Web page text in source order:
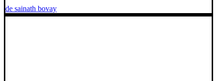
de sainath bovay